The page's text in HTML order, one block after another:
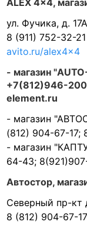
ALEX 4x4,
ул. Фучика, д.
8 (911) 752-32-21
avito.ru/alex4x4
- магазин
+7(812)946-
element.ru
- магазин
(812) 904-67-17;
- магазин
64-43;
Автостор,
Северный пр-кт
8 (812) 904-67-